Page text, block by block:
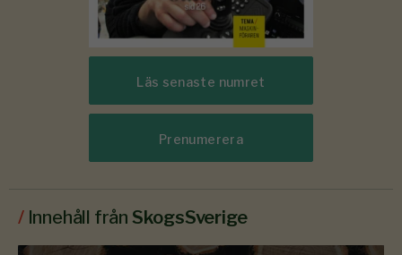
Läs senaste numret
Prenumerera
/ Innehåll från SkogsSverige